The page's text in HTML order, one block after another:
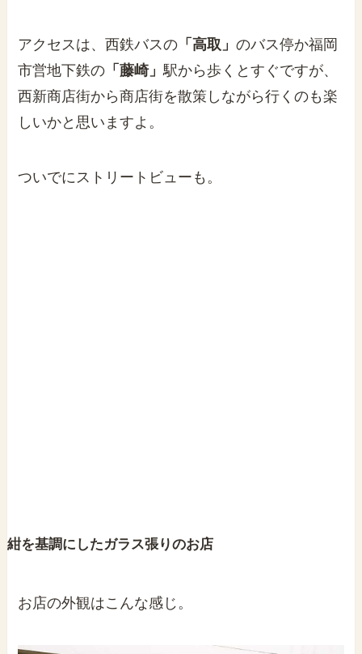
アクセスは、西鉄バスの 「高取」のバス停か福岡
市営地下鉄の 「藤崎」駅から歩くとすぐですが、
西新商店街から商店街を散策しながら行くのも楽
しいかと思いますよ。
ついでにストリートビューも。
紺を基調にしたガラス張りのお店
お店の外観はこんな感じ。